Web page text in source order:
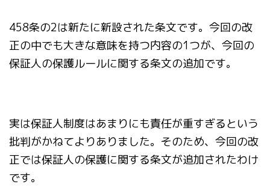
458条の2は新たに新設された条文です。今回の改
正の中でも大きな意味を持つ内容の1つが、今回の
保証人の保護ルールに関する条文の追加です。
実は保証人制度はあまりにも責任が重すぎるという
批判がかねてよりありました。そのため、今回の改
正では保証人の保護に関する条文が追加されたわけ
です。